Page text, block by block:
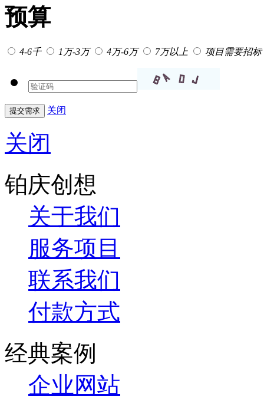
预算
4-6千 1万-3万 4万-6万 7万以上 项目需要招标
关闭
关闭
铂庆创想
关于我们
服务项目
联系我们
付款方式
经典案例
企业网站